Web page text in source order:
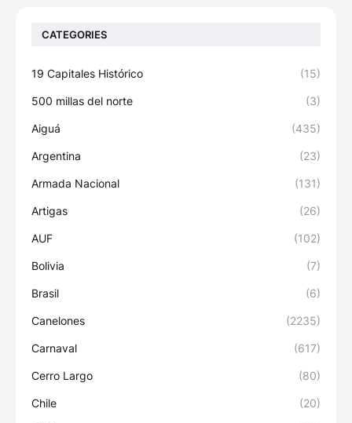
CATEGORIES
19 Capitales Histórico (15)
500 millas del norte (3)
Aiguá (435)
Argentina (23)
Armada Nacional (131)
Artigas (26)
AUF (102)
Bolivia (7)
Brasil (6)
Canelones (2235)
Carnaval (617)
Cerro Largo (80)
Chile (20)